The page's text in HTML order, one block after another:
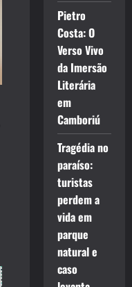
Pietro
Costa: O
Verso Vivo
da Imersão
Literária
em
Camboriú
Tragédia no
paraíso:
turistas
perdem a
vida em
parque
natural e
caso